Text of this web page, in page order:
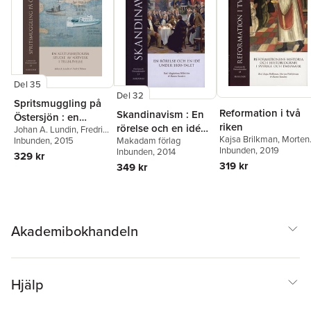
Del 35
Spritsmuggling på
Östersjön : en
kulturhistorisk
studie av nätverk i
tillblivelse
Johan A. Lundin, Fredrik
Nilsson
Inbunden, 2015
329 kr
Del 32
Skandinavism : En
rörelse och en idé
under 1800-talet
Makadam förlag
Inbunden, 2014
349 kr
Reformation i två
riken
Kajsa Brilkman, Morten
Fink-Jensen,Hanne
Sanders
Inbunden, 2019
319 kr
Akademibokhandeln
Hjälp